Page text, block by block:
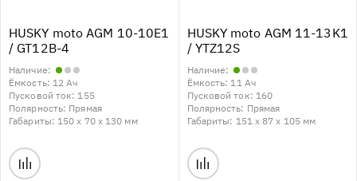
HUSKY moto AGM 10-10E1
/ GT12B-4
Наличие:
Ёмкость: 12 Ач
Пусковой ток: 155
Полярность: Прямая
Габариты: 150 x 70 x 130 мм
HUSKY moto AGM 11-13K1
/ YTZ12S
Наличие:
Ёмкость: 11 Ач
Пусковой ток: 160
Полярность: Прямая
Габариты: 151 x 87 x 105 мм